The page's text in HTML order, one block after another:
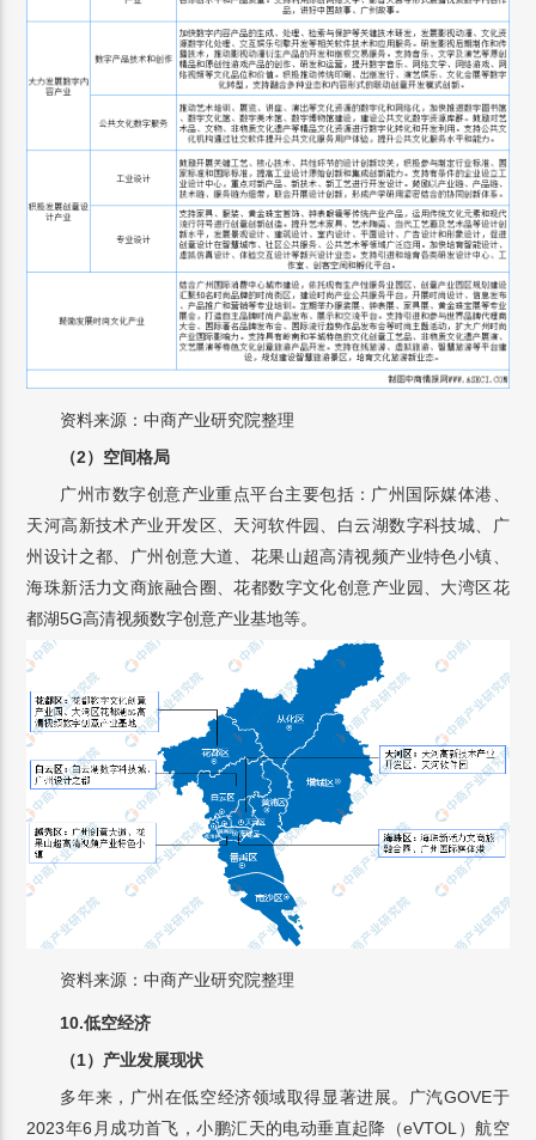
资料来源：中商产业研究院整理
（2）空间格局
广州市数字创意产业重点平台主要包括：广州国际媒体港、
天河高新技术产业开发区、天河软件园、白云湖数字科技城、广
州设计之都、广州创意大道、花果山超高清视频产业特色小镇、
海珠新活力文商旅融合圈、花都数字文化创意产业园、大湾区花
都湖5G高清视频数字创意产业基地等。
资料来源：中商产业研究院整理
10.低空经济
（1）产业发展现状
多年来，广州在低空经济领域取得显著进展。广汽GOVE于
2023年6月成功首飞，小鹏汇天的电动垂直起降（eVTOL）航空